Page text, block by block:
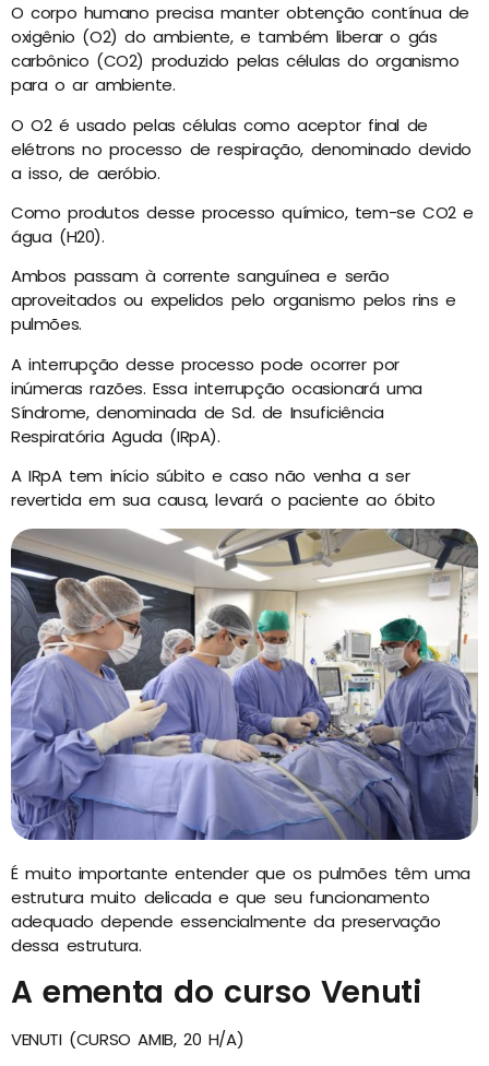
O corpo humano precisa manter obtenção contínua de
oxigênio (O2) do ambiente, e também liberar o gás
carbônico (CO2) produzido pelas células do organismo
para o ar ambiente.
O O2 é usado pelas células como aceptor final de
elétrons no processo de respiração, denominado devido
a isso, de aeróbio.
Como produtos desse processo químico, tem-se CO2 e
água (H20).
Ambos passam à corrente sanguínea e serão
aproveitados ou expelidos pelo organismo pelos rins e
pulmões.
A interrupção desse processo pode ocorrer por
inúmeras razões. Essa interrupção ocasionará uma
Síndrome, denominada de Sd. de Insuficiência
Respiratória Aguda (IRpA).
A IRpA tem início súbito e caso não venha a ser
revertida em sua causa, levará o paciente ao óbito
É muito importante entender que os pulmões têm uma
estrutura muito delicada e que seu funcionamento
adequado depende essencialmente da preservação
dessa estrutura.
A ementa do curso Venuti
VENUTI (CURSO AMIB, 20 H/A)